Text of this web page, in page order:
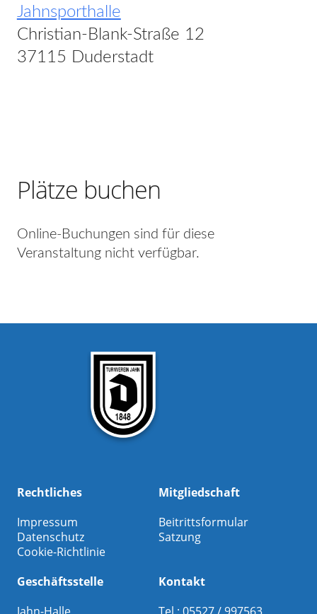
Jahnsporthalle
Christian-Blank-Straße 12
37115 Duderstadt
Plätze buchen
Online-Buchungen sind für diese
Veranstaltung nicht verfügbar.
Rechtliches
Impressum
Datenschutz
Cookie-Richtlinie
Mitgliedschaft
Beitrittsformular
Satzung
Geschäftsstelle
Kontakt